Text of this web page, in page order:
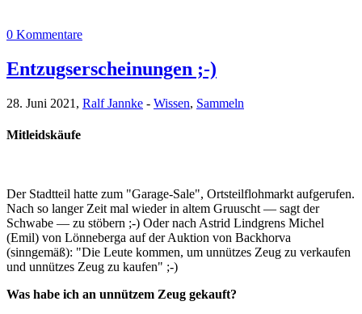
0 Kommentare
Entzugserscheinungen ;-)
28. Juni 2021, Ralf Jannke - Wissen, Sammeln
Mitleidskäufe
Der Stadtteil hatte zum "Garage-Sale", Ortsteilflohmarkt aufgerufen.
Nach so langer Zeit mal wieder in altem Gruuscht — sagt der
Schwabe — zu stöbern ;-) Oder nach Astrid Lindgrens Michel
(Emil) von Lönneberga auf der Auktion von Backhorva
(sinngemäß): "Die Leute kommen, um unnützes Zeug zu verkaufen
und unnützes Zeug zu kaufen" ;-)
Was habe ich an unnützem Zeug gekauft?